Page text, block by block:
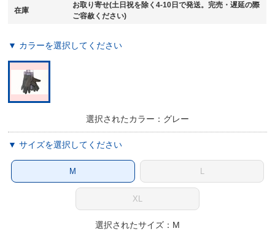
在庫
お取り寄せ(土日祝を除く4-10日で発送。完売・遅延の際
ご容赦ください)
▼ カラーを選択してください
選択されたカラー：グレー
▼ サイズを選択してください
M L
XL
選択されたサイズ：M